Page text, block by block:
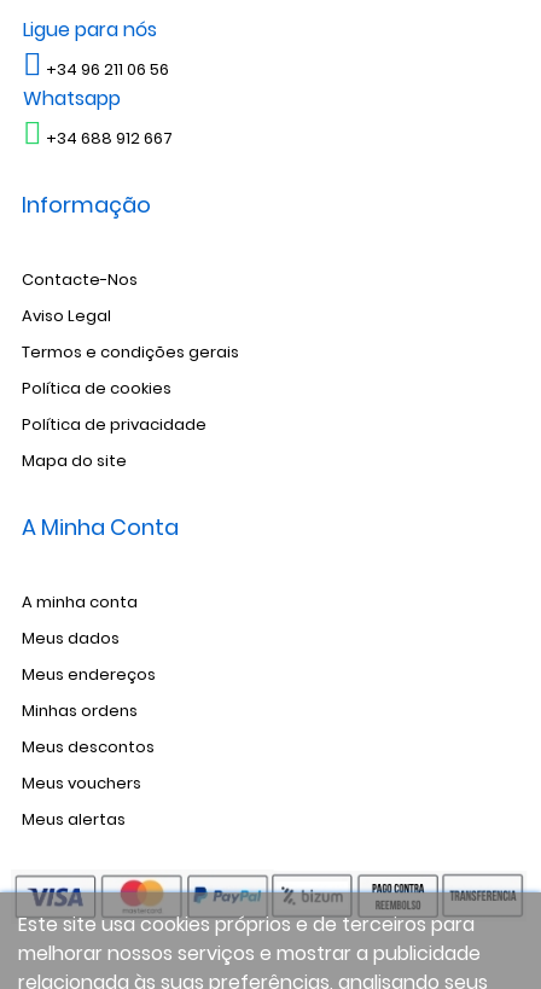
Este site usa cookies próprios e de terceiros para
melhorar nossos serviços e mostrar a publicidade
relacionada às suas preferências, analisando seus
Ligue para nós
+34 96 211 06 56
Whatsapp
+34 688 912 667
Informação
Contacte-Nos
Aviso Legal
Termos e condições gerais
Política de cookies
Política de privacidade
Mapa do site
A Minha Conta
A minha conta
Meus dados
Meus endereços
Minhas ordens
Meus descontos
Meus vouchers
Meus alertas